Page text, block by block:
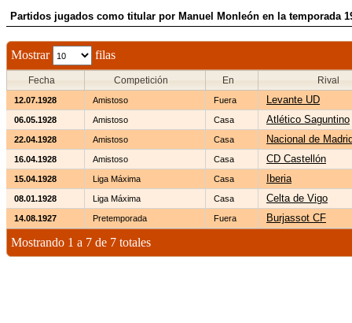
Partidos jugados como titular por Manuel Monleón en la temporada
Mostrar filas
Fecha Competición En Rival
12.07.1928 Amistoso Fuera Levante UD
06.05.1928 Amistoso Casa Atlético Saguntino
22.04.1928 Amistoso Casa Nacional de
16.04.1928 Amistoso Casa CD Castellón
15.04.1928 Liga Máxima Casa Iberia
08.01.1928 Liga Máxima Casa Celta de Vigo
14.08.1927 Pretemporada Fuera Burjassot CF
Mostrando 1 a 7 de 7 totales